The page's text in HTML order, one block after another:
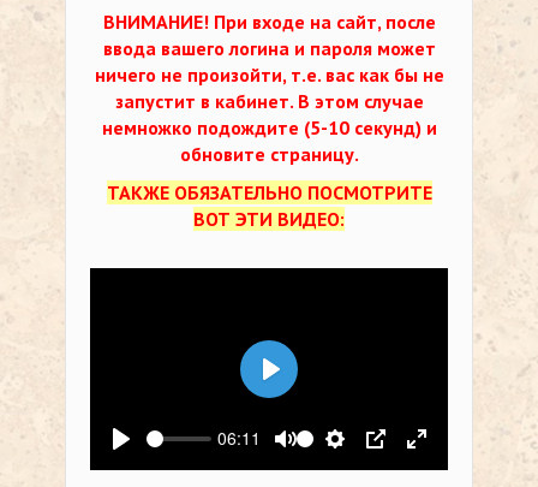
ВНИМАНИЕ! При входе на сайт, после
ввода вашего логина и пароля может
ничего не произойти, т.е. вас как бы не
запустит в кабинет. В этом случае
немножко подождите (5-10 секунд) и
обновите страницу.
ТАКЖЕ ОБЯЗАТЕЛЬНО ПОСМОТРИТЕ
ВОТ ЭТИ ВИДЕО:
Воспроизвести
06:11
Выключить звук
Настройки
PIP На весь
Воспроизвести